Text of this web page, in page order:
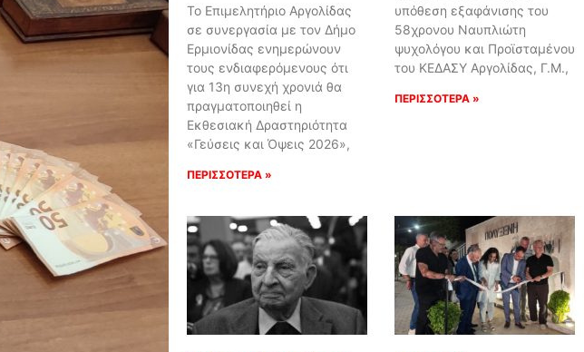
Το Επιμελητήριο Αργολίδας
σε συνεργασία με τον Δήμο
Ερμιονίδας ενημερώνουν
τους ενδιαφερόμενους ότι
για 13η συνεχή χρονιά θα
πραγματοποιηθεί η
Εκθεσιακή Δραστηριότητα
«Γεύσεις και Όψεις 2026»,
ΠΕΡΙΣΣΟΤΕΡΑ »
υπόθεση εξαφάνισης του
58χρονου Ναυπλιώτη
ψυχολόγου και Προϊσταμένου
του ΚΕΔΑΣΥ Αργολίδας, Γ.Μ.,
ΠΕΡΙΣΣΟΤΕΡΑ »